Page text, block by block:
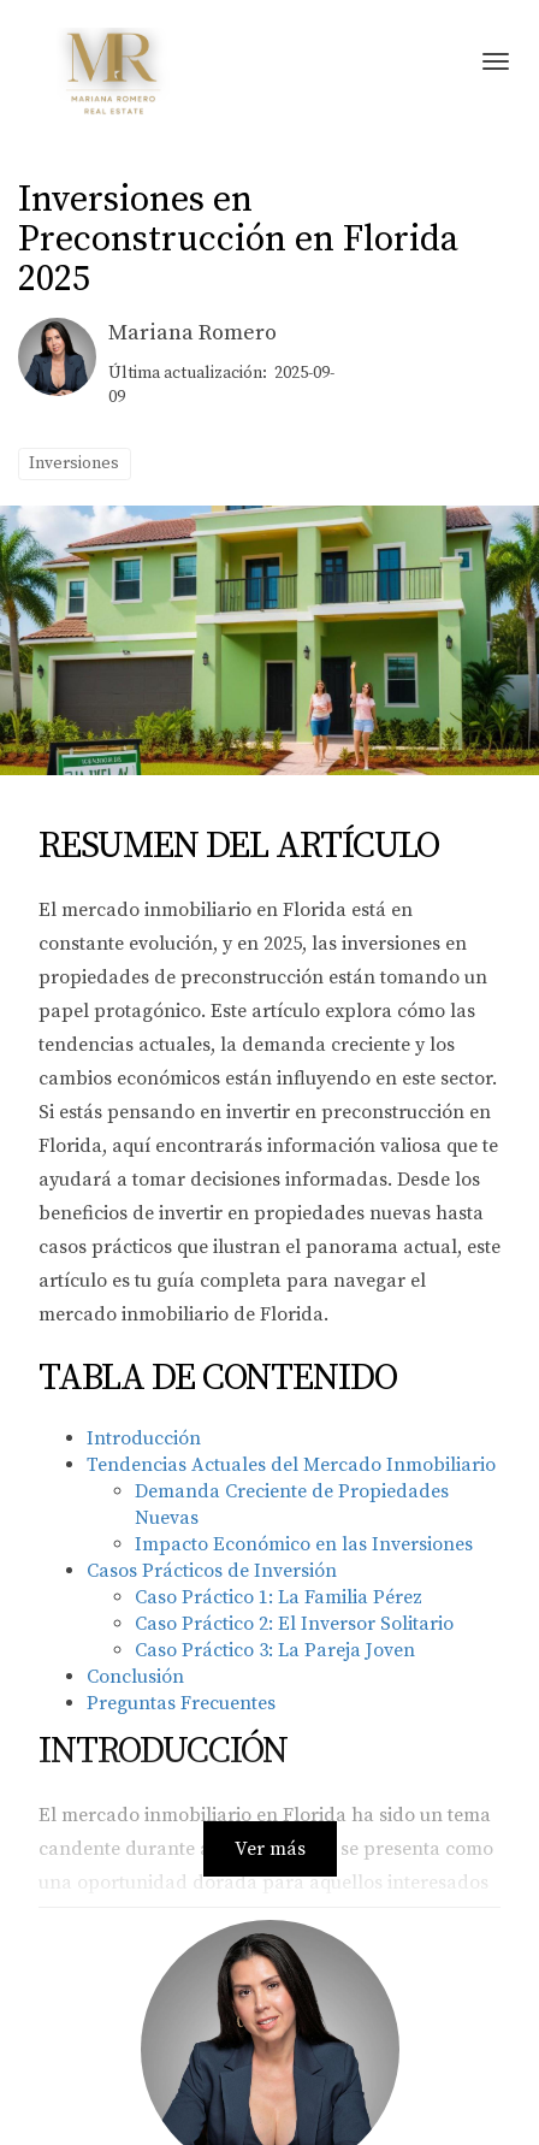
Inversiones en
Preconstrucción en Florida
2025
Mariana Romero
Última actualización: 2025-09-
09
Inversiones
RESUMEN DEL ARTÍCULO
El mercado inmobiliario en Florida está en
constante evolución, y en 2025, las inversiones en
propiedades de preconstrucción están tomando un
papel protagónico. Este artículo explora cómo las
tendencias actuales, la demanda creciente y los
cambios económicos están influyendo en este sector.
Si estás pensando en invertir en preconstrucción en
Florida, aquí encontrarás información valiosa que te
ayudará a tomar decisiones informadas. Desde los
beneficios de invertir en propiedades nuevas hasta
casos prácticos que ilustran el panorama actual, este
artículo es tu guía completa para navegar el
mercado inmobiliario de Florida.
TABLA DE CONTENIDO
Introducción
Tendencias Actuales del Mercado Inmobiliario
Demanda Creciente de Propiedades
Nuevas
Impacto Económico en las Inversiones
Casos Prácticos de Inversión
Caso Práctico 1: La Familia Pérez
Caso Práctico 2: El Inversor Solitario
Caso Práctico 3: La Pareja Joven
Conclusión
Preguntas Frecuentes
INTRODUCCIÓN
El mercado inmobiliario en Florida ha sido un tema
candente durante años, y en 2025, se presenta como
una oportunidad dorada para aquellos interesados
en inversiones en preconstrucción. Con una
economía que sigue creciendo y una población que
no para de aumentar, la demanda por nuevas
viviendas se ha disparado. Pero, ¿qué significa esto
realmente para los inversores? En este artículo,
exploraremos cómo las tendencias actuales están
moldeando el futuro de las inversiones inmobiliarias
Ver más